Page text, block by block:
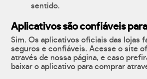
sentido.
Aplicativos são confiáveis
Sim. Os aplicativos oficiais das lojas
seguros e confiáveis. Acesse o site
através de nossa página, e caso
baixar o aplicativo para comprar